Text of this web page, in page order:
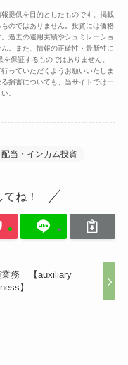
提供を目的としたものです。掲載
のではありません。投資には価格
過去の運用実績やシュミレーショ
。また、情報の正確性・最新性に
保証するものではありません。
っていただくようお願いいたしま
損害についても、当サイトでは一
。
配当・インカム投資
ね！
業務 【auxiliary
】